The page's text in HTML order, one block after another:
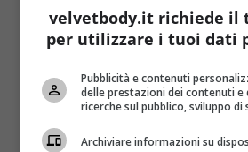
Giornata è inserita all’interno
interamente dedicata ai
visite gratuite e screening su
nazionale fino al 27 maggio.
può essere considerata una
corpo: influenza fertilità, ritmo
muscolare e molto altro ancora
velvetbody.it richiede il
per utilizzare i tuoi dati
Pubblicità e contenuti
delle prestazioni dei contenuti e
ricerche sul pubblico, sviluppo di
Archiviare informazioni su